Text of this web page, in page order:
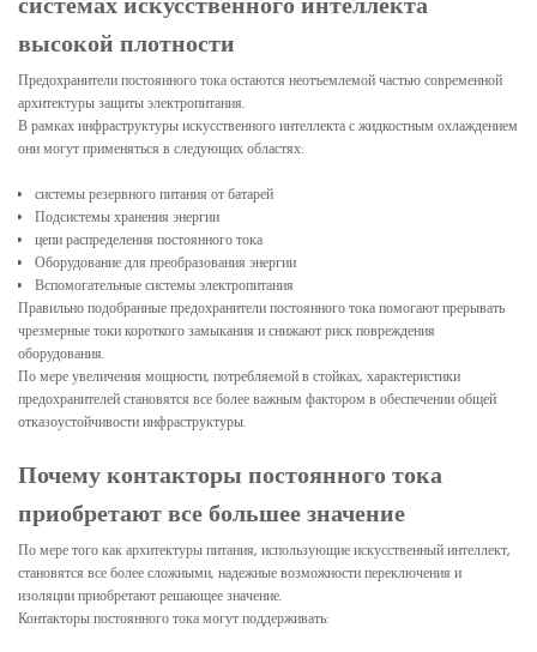
высокой плотности
Предохранители постоянного тока остаются неотъемлемой частью современной
архитектуры защиты электропитания.
В рамках инфраструктуры искусственного интеллекта с жидкостным охлаждением
они могут применяться в следующих областях:
системы резервного питания от батарей
Подсистемы хранения энергии
цепи распределения постоянного тока
Оборудование для преобразования энергии
Вспомогательные системы электропитания
Правильно подобранные предохранители постоянного тока помогают прерывать
чрезмерные токи короткого замыкания и снижают риск повреждения
оборудования.
По мере увеличения мощности, потребляемой в стойках, характеристики
предохранителей становятся все более важным фактором в обеспечении общей
отказоустойчивости инфраструктуры.
Почему контакторы постоянного тока
приобретают все большее значение
По мере того как архитектуры питания, использующие искусственный интеллект,
становятся все более сложными, надежные возможности переключения и
изоляции приобретают решающее значение.
Контакторы постоянного тока могут поддерживать: